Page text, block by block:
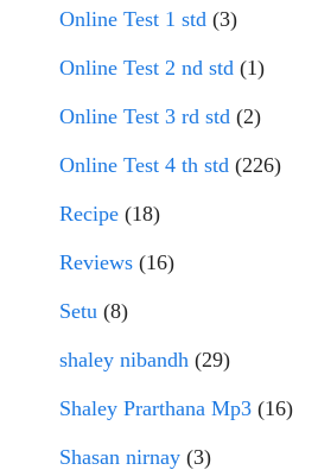
Online Test 1 std (3)
Online Test 2 nd std (1)
Online Test 3 rd std (2)
Online Test 4 th std (226)
Recipe (18)
Reviews (16)
Setu (8)
shaley nibandh (29)
Shaley Prarthana Mp3 (16)
Shasan nirnay (3)